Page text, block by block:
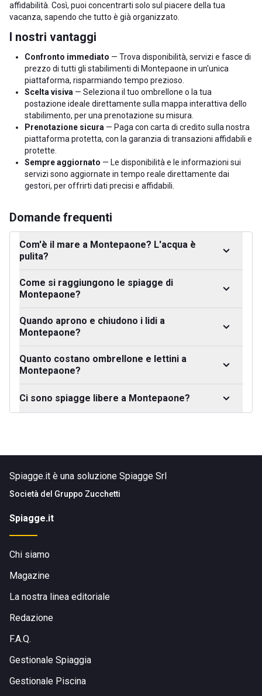
affidabilità. Così, puoi concentrarti solo sul piacere della tua
vacanza, sapendo che tutto è già organizzato.
I nostri vantaggi
Confronto immediato — Trova disponibilità, servizi e fasce di
prezzo di tutti gli stabilimenti di Montepaone in un'unica
piattaforma, risparmiando tempo prezioso.
Scelta visiva — Seleziona il tuo ombrellone o la tua
postazione ideale direttamente sulla mappa interattiva dello
stabilimento, per una prenotazione su misura.
Prenotazione sicura — Paga con carta di credito sulla nostra
piattaforma protetta, con la garanzia di transazioni affidabili e
protette.
Sempre aggiornato — Le disponibilità e le informazioni sui
servizi sono aggiornate in tempo reale direttamente dai
gestori, per offrirti dati precisi e affidabili.
Domande frequenti
Com'è il mare a Montepaone? L'acqua è
pulita?
Come si raggiungono le spiagge di
Montepaone?
Quando aprono e chiudono i lidi a
Montepaone?
Quanto costano ombrellone e lettini a
Montepaone?
Ci sono spiagge libere a Montepaone?
Spiagge.it è una soluzione Spiagge Srl
Società del Gruppo Zucchetti
Spiagge.it
Chi siamo
Magazine
La nostra linea editoriale
Redazione
F.A.Q.
Gestionale Spiaggia
Gestionale Piscina